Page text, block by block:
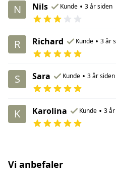
N Nils Kunde • 3 år siden
R Richard Kunde • 3 år
S Sara Kunde • 3 år siden
K Karolina Kunde • 3
Vi anbefaler